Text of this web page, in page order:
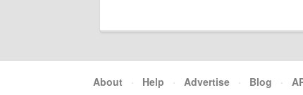
About · Help · Advertise · Blog ·